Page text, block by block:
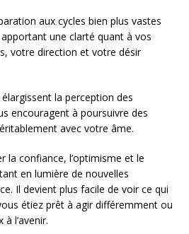
aux cycles bien plus vastes
une clarté quant à vos
votre direction et votre désir
la perception des
encouragent à poursuivre des
avec votre âme.
la confiance, l’optimisme et le
en lumière de nouvelles
Il devient plus facile de voir ce qui
étiez prêt à agir différemment ou
l’avenir.